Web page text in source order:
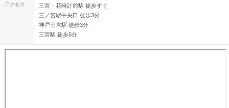
アクセス
三宮・花時計前駅 徒歩すぐ
三ノ宮駅中央口 徒歩3分
神戸三宮駅 徒歩3分
三宮駅 徒歩5分